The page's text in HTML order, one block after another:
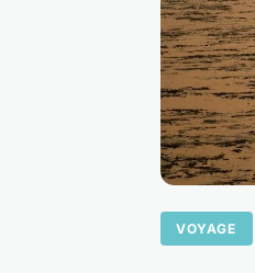
VOYAGE